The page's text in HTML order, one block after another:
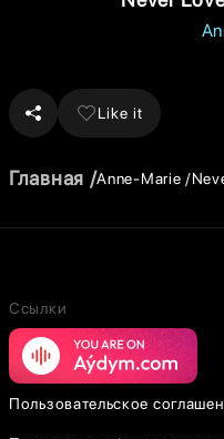
Like it
Главная Anne-Marie
Ссылки
Пользовательское